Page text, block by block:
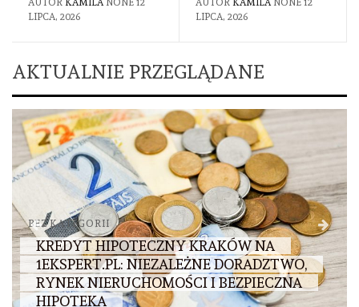
12 AUTOR KAMILA
12
LIPCA, 2026
AKTUALNIE PRZEGLĄDANE
BEZ KATEGORII
KREDYT HIPOTECZNY KRAKÓW NA
1EKSPERT.PL: NIEZALEŻNE DORADZTWO,
RYNEK NIERUCHOMOŚCI I BEZPIECZNA
HIPOTEKA